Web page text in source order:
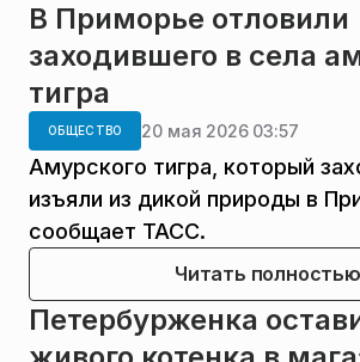
В Приморье отловили
заходившего в села
тигра
ОБЩЕСТВО 20 мая 2026 03:57
Амурского тигра, который
изъяли из дикой природы в
сообщает ТАСС.
Читать полностью
Петербурженка